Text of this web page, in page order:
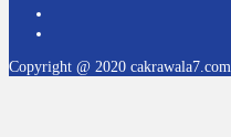
Copyright @ 2020